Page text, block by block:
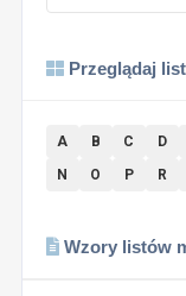
Przeglądaj
A B C D
N
O P R
Wzory listów